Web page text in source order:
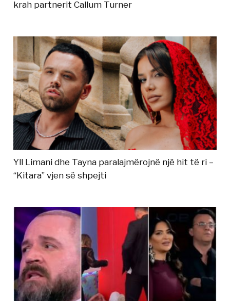
krah partnerit Callum Turner
Yll Limani dhe Tayna paralajmërojnë një hit të ri –
“Kitara” vjen së shpejti